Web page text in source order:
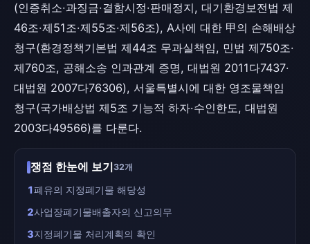
(인증취소·과징금·결함시정·판매정지, 대기환경보전법 제
46조·제51조·제55조·제56조), A사에 대한 甲의 손해배상
청구(환경정책기본법 제44조 무과실책임, 민법 제750조·
제760조, 공해소송 인과관계 증명, 대법원 2011다7437·
대법원 2007다76306), 서울특별시에 대한 영조물책임
청구(국가배상법 제5조 기능적 하자·수인한도, 대법원
2003다49566)를 다룬다.
쟁점 한눈에 보기32개
1폐유의 지정폐기물 해당성
2사업장폐기물배출자의 신고의무
3지정폐기물 처리계획의 확인